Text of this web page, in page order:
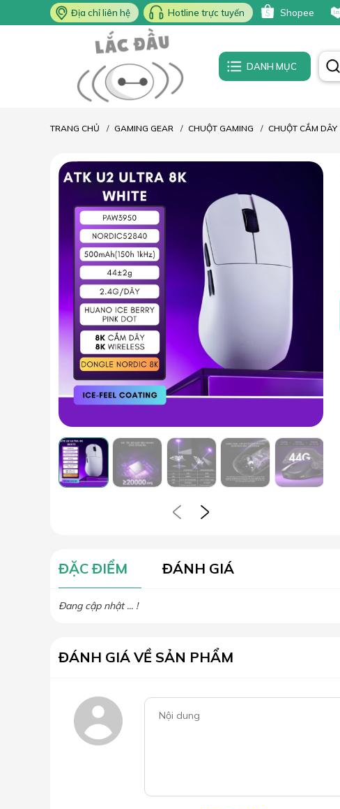
Địa chỉ liên hệ Hotline trực tuyến Shopee
DANH MỤC
TRANG CHỦ GAMING GEAR CHUỘT GAMING CHUỘT CẮM DÂY
ĐẶC ĐIỂM ĐÁNH GIÁ
Đang cập nhật ... !
ĐÁNH GIÁ VỀ SẢN PHẨM